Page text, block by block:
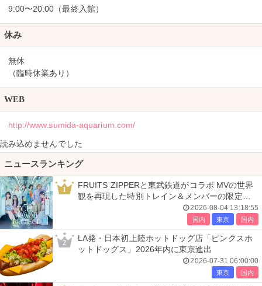
9:00〜20:00（最終入館）
休み
無休
（臨時休業あり）
WEB
http://www.sumida-aquarium.com/
読み込めませんでした
ニュースランキング
1
FRUITS ZIPPERと東武鉄道がコラボ MVの世界
観を再現した特別トレイン＆メンバーの限定ア
2026-08-04 13:18:55
国内 東京 国内
2
LA発・日本初上陸ホットドッグ店「ピンクスホ
ットドッグス」2026年内に東京進出
2026-07-31 06:00:00
東京 国内